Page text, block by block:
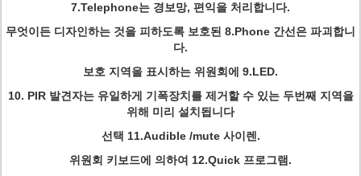
7.Telephone는 경보망, 편익을 처리합니다.
무엇이든 디자인하는 것을 피하도록 보호된 8.Phone 간선은 파괴합니
다.
보호 지역을 표시하는 위원회에 9.LED.
10. PIR 발견자는 유일하게 기폭장치를 제거할 수 있는 두번째 지역을
위해 미리 설치됩니다
선택 11.Audible /mute 사이렌.
위원회 키보드에 의하여 12.Quick 프로그램.